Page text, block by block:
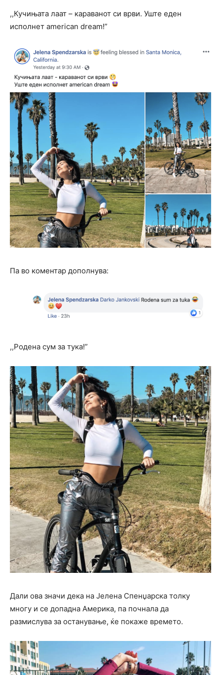
,,Кучињата лаат – караванот си врви. Уште еден
исполнет american dream!”
Па во коментар дополнува:
,,Родена сум за тука!”
Дали ова значи дека на Јелена Спенџарска толку
многу и се допадна Америка, па почнала да
размислува за останување, ќе покаже времето.